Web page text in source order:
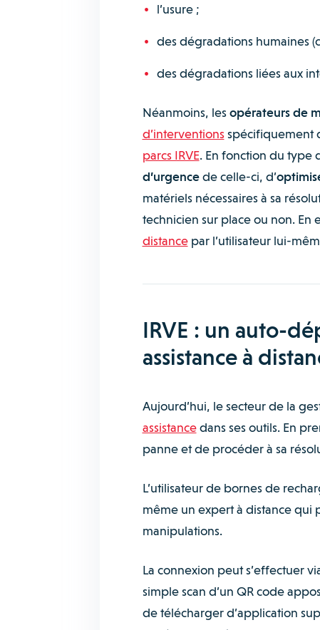
l’usure ;
des dégradations humaines
des dégradations liées aux
Néanmoins, lesopérateurs de
d’interventionsspécifiquement
parcs IRVE. En fonction du type
d’urgencede celle-ci, d’
matériels nécessaires à sa
technicien sur place ou non.
distancepar l’utilisateur lui-
IRVE : un auto-
assistance à
Aujourd’hui, le secteur de la
assistancedans ses outils. En
panne et de procéder à sa
L’utilisateur de bornes de
même un expert à distance qui
manipulations.
La connexion peut s’effectuer
simple scan d’un QR code
de télécharger d’application